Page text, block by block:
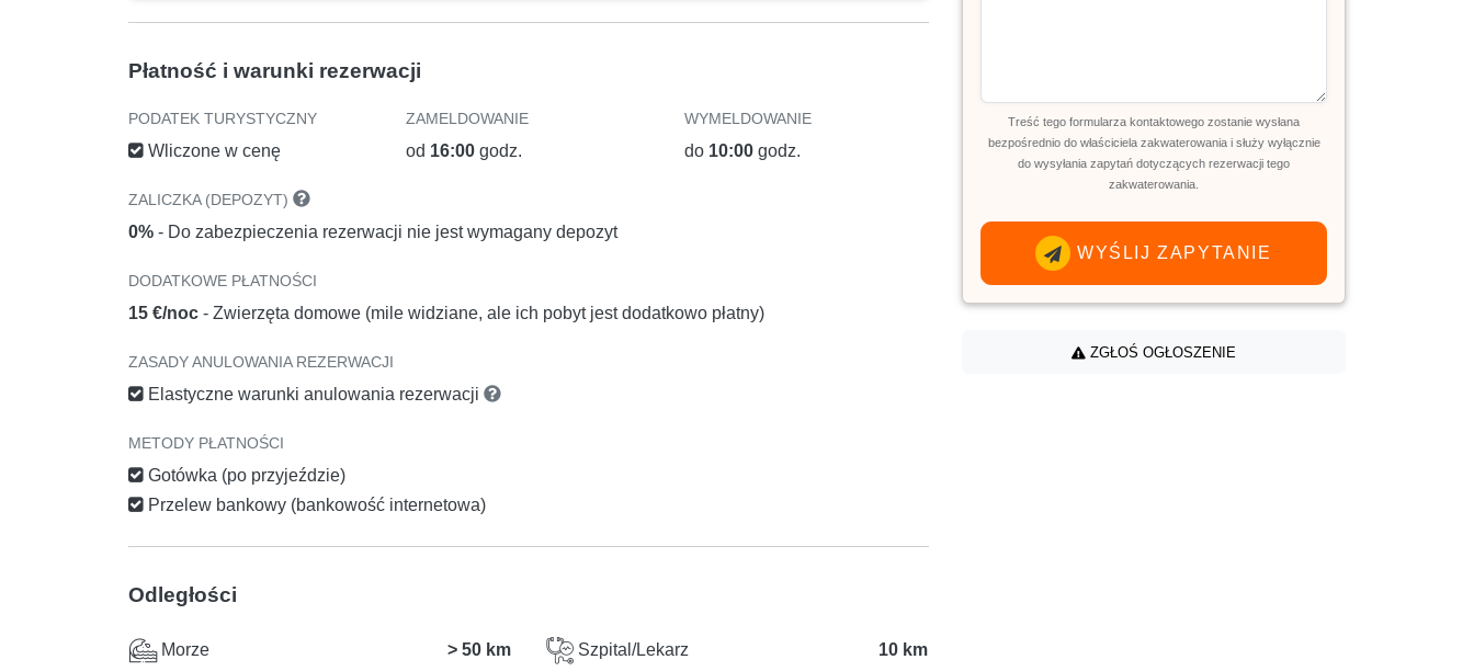
Płatność i warunki rezerwacji
PODATEK TURYSTYCZNY
Wliczone w cenę
ZAMELDOWANIE
od 16:00 godz.
WYMELDOWANIE
do 10:00godz.
ZALICZKA (DEPOZYT)
0% - Do zabezpieczenia rezerwacji nie jest wymagany depozyt
DODATKOWE PŁATNOŚCI
15 €/noc - Zwierzęta domowe (mile widziane, ale ich pobyt jest dodatkowo płatny)
ZASADY ANULOWANIA REZERWACJI
Elastyczne warunki anulowania rezerwacji
METODY PŁATNOŚCI
Gotówka (po przyjeździe)
Przelew bankowy (bankowość internetowa)
Odległości
Morze > 50 km Szpital/Lekarz 10 km
Treść tego formularza kontaktowego zostanie wysłana
bezpośrednio do właściciela zakwaterowania i służy wyłącznie
do wysyłania zapytań dotyczących rezerwacji tego
zakwaterowania.
WYŚLIJ ZAPYTANIE
ZGŁOŚ OGŁOSZENIE